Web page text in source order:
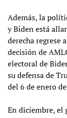
Además, la
y Biden está
derecha regrese
decisión de
electoral de
su defensa de
del 6 de enero
En diciembre, el